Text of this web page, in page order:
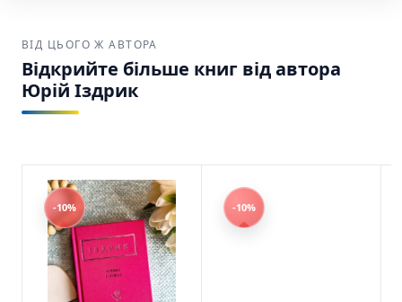
ВІД ЦЬОГО Ж АВТОРА
Відкрийте більше книг від автора
Юрій Іздрик
-10% -10%